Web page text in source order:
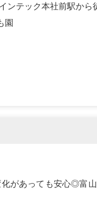
ンテック本社前駅から
園
があっても安心◎富